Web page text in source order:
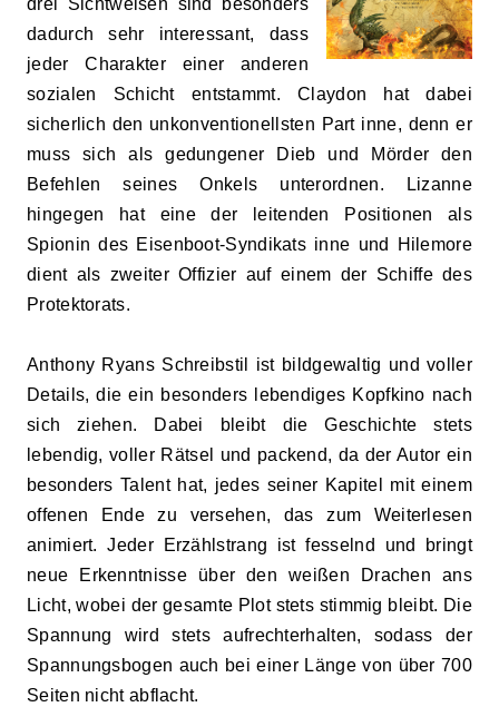
drei Sichtweisen sind besonders
dadurch sehr interessant, dass
jeder Charakter einer anderen
sozialen Schicht entstammt. Claydon hat dabei
sicherlich den unkonventionellsten Part inne, denn er
muss sich als gedungener Dieb und Mörder den
Befehlen seines Onkels unterordnen. Lizanne
hingegen hat eine der leitenden Positionen als
Spionin des Eisenboot-Syndikats inne und Hilemore
dient als zweiter Offizier auf einem der Schiffe des
Protektorats.
Anthony Ryans Schreibstil ist bildgewaltig und voller
Details, die ein besonders lebendiges Kopfkino nach
sich ziehen. Dabei bleibt die Geschichte stets
lebendig, voller Rätsel und packend, da der Autor ein
besonders Talent hat, jedes seiner Kapitel mit einem
offenen Ende zu versehen, das zum Weiterlesen
animiert. Jeder Erzählstrang ist fesselnd und bringt
neue Erkenntnisse über den weißen Drachen ans
Licht, wobei der gesamte Plot stets stimmig bleibt. Die
Spannung wird stets aufrechterhalten, sodass der
Spannungsbogen auch bei einer Länge von über 700
Seiten nicht abflacht.